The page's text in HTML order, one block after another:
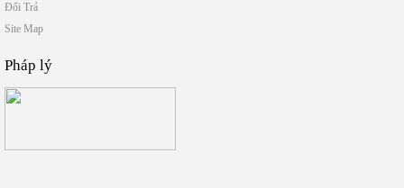
Đổi Trả
Site Map
Pháp lý